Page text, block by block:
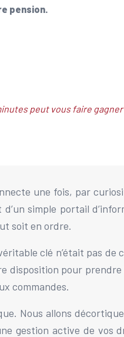
pension.
peut vous faire gagner
une fois, par
simple portail
soit en ordre.
clé n’était pas de
disposition pour
commandes.
Nous allons
gestion active de vos